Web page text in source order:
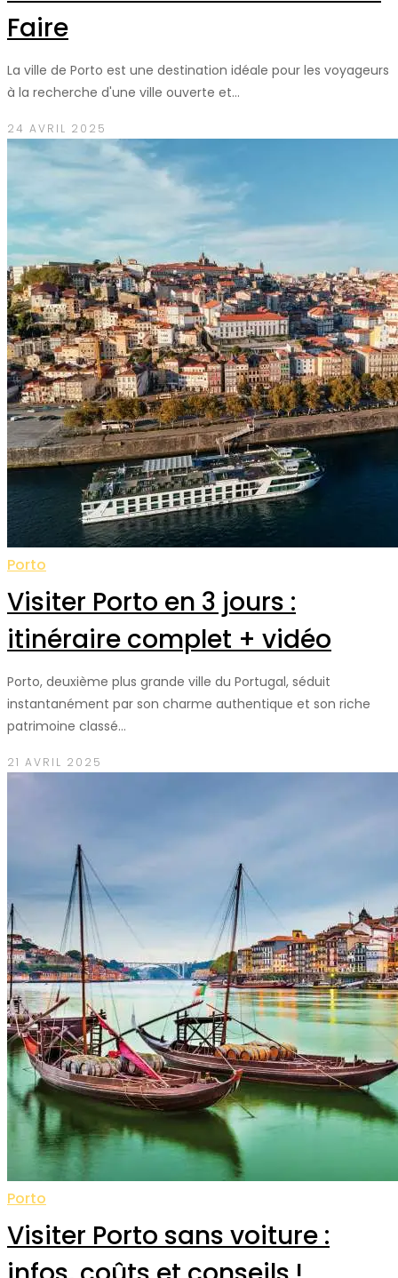
Faire
La ville de Porto est une destination idéale pour les voyageurs
à la recherche d'une ville ouverte et…
24 AVRIL 2025
Porto
Visiter Porto en 3 jours :
itinéraire complet + vidéo
Porto, deuxième plus grande ville du Portugal, séduit
instantanément par son charme authentique et son riche
patrimoine classé…
21 AVRIL 2025
Porto
Visiter Porto sans voiture :